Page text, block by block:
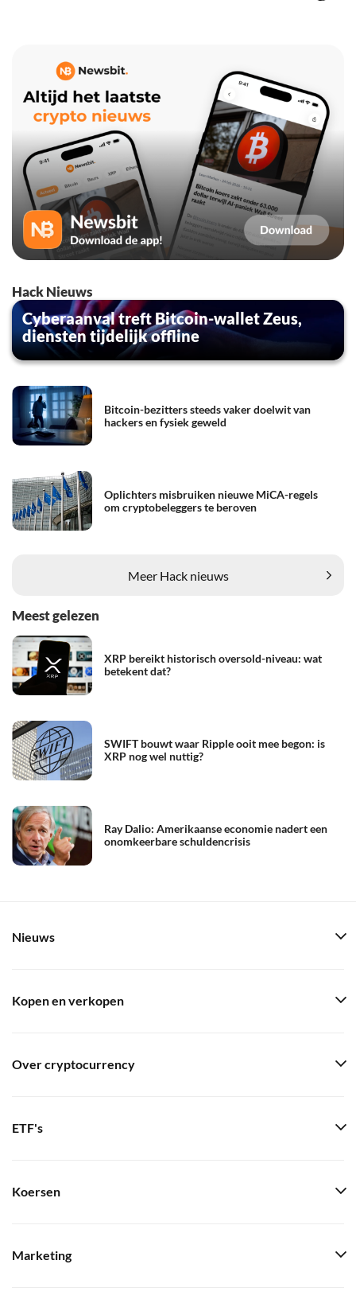
Hack Nieuws
Cyberaanval treft Bitcoin-wallet Zeus,
diensten tijdelijk offline
Bitcoin-bezitters steeds vaker doelwit van
hackers en fysiek geweld
Oplichters misbruiken nieuwe MiCA-regels
om cryptobeleggers te beroven
Meer Hack nieuws
Meest gelezen
XRP bereikt historisch oversold-niveau: wat
betekent dat?
SWIFT bouwt waar Ripple ooit mee begon: is
XRP nog wel nuttig?
Ray Dalio: Amerikaanse economie nadert een
onomkeerbare schuldencrisis
Nieuws
Kopen en verkopen
Over cryptocurrency
ETF's
Koersen
Marketing